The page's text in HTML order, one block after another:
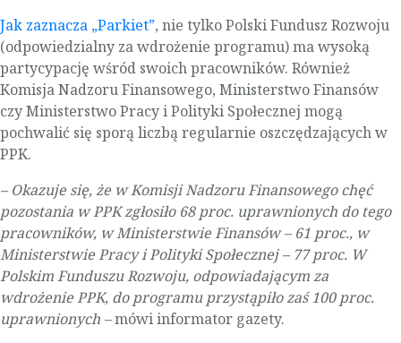
Jak zaznacza „Parkiet”, nie tylko Polski Fundusz Rozwoju
(odpowiedzialny za wdrożenie programu) ma wysoką
partycypację wśród swoich pracowników. Również
Komisja Nadzoru Finansowego, Ministerstwo Finansów
czy Ministerstwo Pracy i Polityki Społecznej mogą
pochwalić się sporą liczbą regularnie oszczędzających w
PPK.
– Okazuje się, że w Komisji Nadzoru Finansowego chęć
pozostania w PPK zgłosiło 68 proc. uprawnionych do tego
pracowników, w Ministerstwie Finansów – 61 proc., w
Ministerstwie Pracy i Polityki Społecznej – 77 proc. W
Polskim Funduszu Rozwoju, odpowiadającym za
wdrożenie PPK, do programu przystąpiło zaś 100 proc.
uprawnionych –mówi informator gazety.